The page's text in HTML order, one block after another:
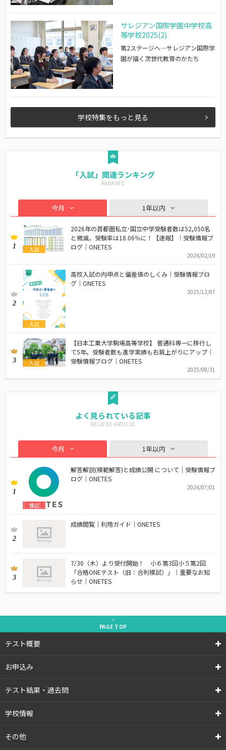
サレジアン国際学園中学校高
等学校2025(2)
第2ステージへ―サレジアン国際学
園が描く次世代教育のかたち
学校特集をもっと見る
「入試」関連ランキング
今月 1年以内
1 入試
2026年の首都圏私立･国立中学受験者数は52,050名
と微減。受験率は18.06％に！【速報】｜受験情報ブ
ログ｜ONETES
2026/02/19
2
入試
高校入試の内申点と偏差値のしくみ｜受験情報ブロ
グ｜ONETES
2025/12/07
3 入試
【日本工業大学駒場高等学校】 普通科専一に移行し
て5年。受験者数も進学実績も右肩上がりにアップ｜
受験情報ブログ｜ONETES
2025/08/31
よく見られている記事
今月 1年以内
1
模試
解答解説(模範解答)と成績公開 について｜受験情報ブ
ログ｜ONETES
2026/07/01
2
成績閲覧｜利用ガイド｜ONETES
3
7/30（木）より受付開始！ 小６第3回小５第2回
「合格ONEテスト（旧：合判模試）」｜重要なお知
らせ｜ONETES
PAGE TOP
テスト概要
お申込み
テスト結果・過去問
学校情報
その他